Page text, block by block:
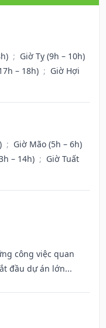
; Giờ Tỵ (9h – 10h)
– 18h) ; Giờ Hợi
; Giờ Mão (5h – 6h)
– 14h) ; Giờ Tuất
công việc quan
đầu dự án lớn...